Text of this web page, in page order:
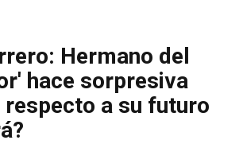
Hermano del
hace sorpresiva
a su futuro